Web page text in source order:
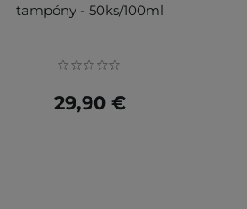
tampóny - 50ks/100ml
29,90 €